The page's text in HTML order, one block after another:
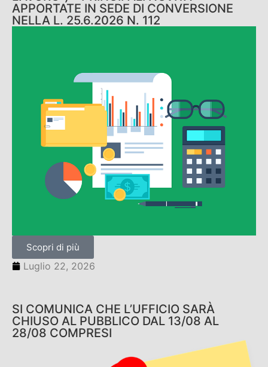
APPORTATE IN SEDE DI CONVERSIONE
NELLA L. 25.6.2026 N. 112
Scopri di più
Luglio 22, 2026
SI COMUNICA CHE L’UFFICIO SARÀ
CHIUSO AL PUBBLICO DAL 13/08 AL
28/08 COMPRESI